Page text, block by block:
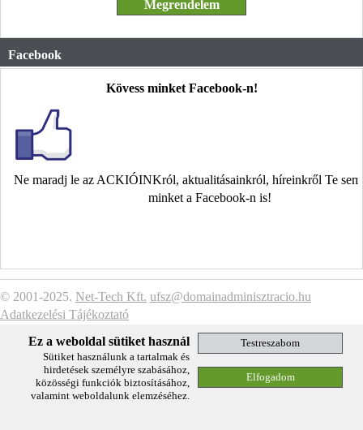
Facebook
Kövess minket Facebook-n!
Ne maradj le az ACKIÓINKról, aktualitásainkról, híreinkről Te
minket a Facebook-n is!
© 2001-2025. Net-Tech Kft. ufsz@domainadminisztracio.hu
Adatkezelési Tájékoztató
Ez a weboldal sütiket használ
Sütiket használunk a tartalmak és
hirdetések személyre szabásához,
közösségi funkciók biztosításához,
valamint weboldalunk elemzéséhez.